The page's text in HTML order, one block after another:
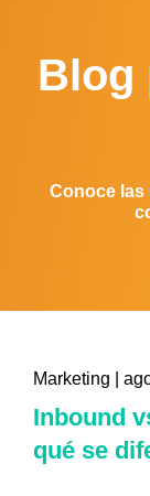
Blog
Conoce las
Marketing
Inbound
qué se